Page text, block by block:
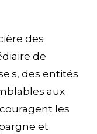
des
de
des entités
aux
les
et